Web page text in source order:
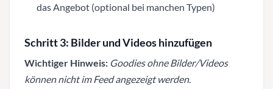
das Angebot (optional bei manchen Typen)
Schritt 3: Bilder und Videos hinzufügen
Wichtiger Hinweis: Goodies ohne Bilder/Videos
können nicht im Feed angezeigt werden.